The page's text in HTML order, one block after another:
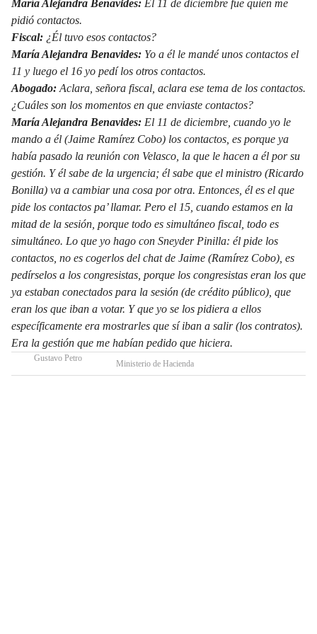
María Alejandra Benavides: El 11 de diciembre fue quien me
pidió contactos.
Fiscal: ¿Él tuvo esos contactos?
María Alejandra Benavides: Yo a él le mandé unos contactos el
11 y luego el 16 yo pedí los otros contactos.
Abogado: Aclara, señora fiscal, aclara ese tema de los contactos.
¿Cuáles son los momentos en que enviaste contactos?
María Alejandra Benavides: El 11 de diciembre, cuando yo le
mando a él (Jaime Ramírez Cobo) los contactos, es porque ya
había pasado la reunión con Velasco, la que le hacen a él por su
gestión. Y él sabe de la urgencia; él sabe que el ministro (Ricardo
Bonilla) va a cambiar una cosa por otra. Entonces, él es el que
pide los contactos pa’ llamar. Pero el 15, cuando estamos en la
mitad de la sesión, porque todo es simultáneo fiscal, todo es
simultáneo. Lo que yo hago con Sneyder Pinilla: él pide los
contactos, no es cogerlos del chat de Jaime (Ramírez Cobo), es
pedírselos a los congresistas, porque los congresistas eran los que
ya estaban conectados para la sesión (de crédito público), que
eran los que iban a votar. Y que yo se los pidiera a ellos
específicamente era mostrarles que sí iban a salir (los contratos).
Era la gestión que me habían pedido que hiciera.
Gustavo Petro
Ministerio de Hacienda